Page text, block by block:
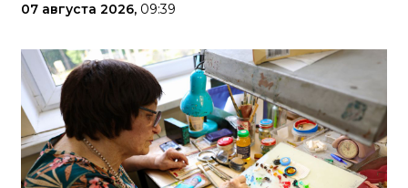
07 августа 2026, 09:39